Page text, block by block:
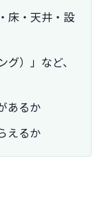
床・天井・設
グ）」など、
あるか
えるか